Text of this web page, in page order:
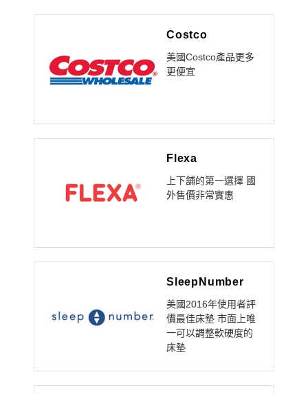
Costco
美國Costco產品更多
更便宜
Flexa
上下舖的第一選擇 國
外售價非常實惠
SleepNumber
美國2016年使用者評
價最佳床墊 市面上唯
一可以調整軟硬度的
床墊